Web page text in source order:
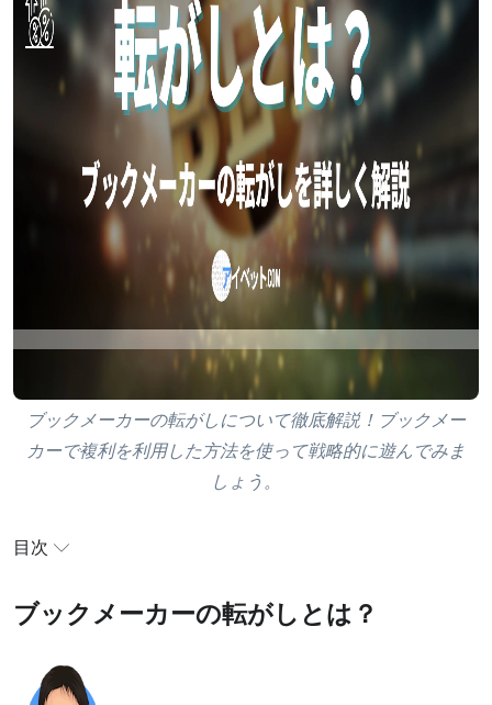
ブックメーカーの転がしについて徹底解説！ブックメー
カーで複利を利用した方法を使って戦略的に遊んでみま
しょう。
目次
ブックメーカーの転がしとは？
低オッズ転がし（ローリスクローリターン）
ブックメーカーの転がしとは？